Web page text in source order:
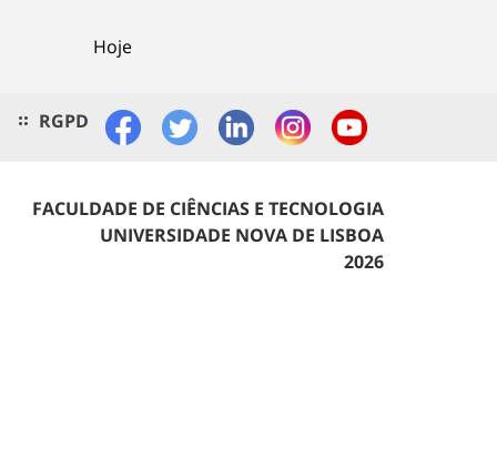
Hoje
RGPD
FACULDADE DE CIÊNCIAS E TECNOLOGIA
UNIVERSIDADE NOVA DE LISBOA
2026